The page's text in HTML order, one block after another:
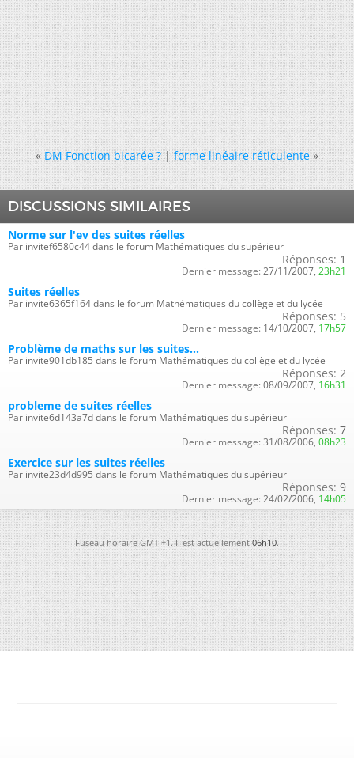
« DM Fonction bicarée ?|forme linéaire réticulente »
DISCUSSIONS SIMILAIRES
Norme sur l'ev des suites réelles
Par invitef6580c44 dans le forum Mathématiques du supérieur
Réponses: 1
Dernier message: 27/11/2007, 23h21
Suites réelles
Par invite6365f164 dans le forum Mathématiques du collège et du lycée
Réponses: 5
Dernier message: 14/10/2007, 17h57
Problème de maths sur les suites...
Par invite901db185 dans le forum Mathématiques du collège et du lycée
Réponses: 2
Dernier message: 08/09/2007, 16h31
probleme de suites réelles
Par invite6d143a7d dans le forum Mathématiques du supérieur
Réponses: 7
Dernier message: 31/08/2006, 08h23
Exercice sur les suites réelles
Par invite23d4d995 dans le forum Mathématiques du supérieur
Réponses: 9
Dernier message: 24/02/2006, 14h05
Fuseau horaire GMT +1. Il est actuellement06h10.